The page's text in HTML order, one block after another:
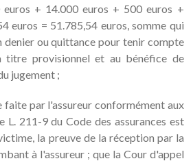
+ 14.000 euros + 500 euros +
euros = 51.785,54 euros, somme qui
denier ou quittance pour tenir compte
titre provisionnel et au bénéfice de
jugement ;
faite par l'assureur conformément aux
L. 211-9 du Code des assurances est
la preuve de la réception par la
à l'assureur ; que la Cour d'appel